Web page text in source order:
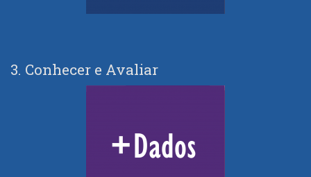
3. Conhecer e Avaliar